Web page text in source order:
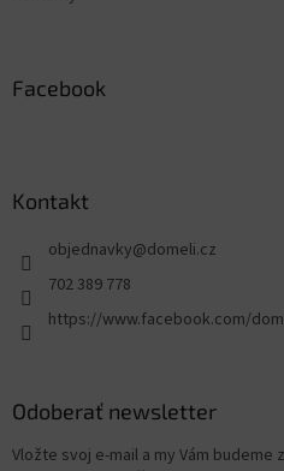
Facebook
Kontakt
objednavky@domeli.cz
702 389 778
https://www.facebook.com/
Odoberať newsletter
Vložte svoj e-mail a my Vám